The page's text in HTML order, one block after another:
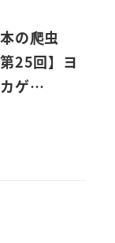
の爬虫
25回】ヨ
ゲ
et